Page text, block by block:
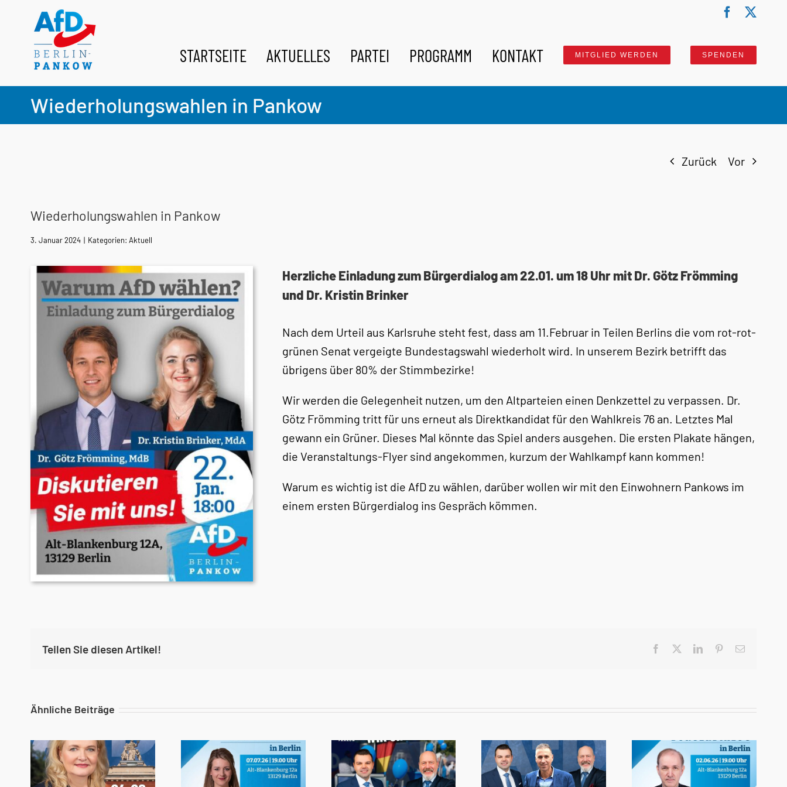
springen
Facebook
STARTSEITE AKTUELLES PARTEI PROGRAMM KONTAKT MITGLIED WERDEN SPENDEN
Wiederholungswahlen in Pankow
Zurück Vor
Wiederholungswahlen in Pankow
3. Januar 2024 | Kategorien: Aktuell
Herzliche Einladung zum Bürgerdialog am 22.01. um 18 Uhr mit Dr. Götz Frömming
und Dr. Kristin Brinker
Nach dem Urteil aus Karlsruhe steht fest, dass am 11.Februar in Teilen Berlins die vom rot-rot-
grünen Senat vergeigte Bundestagswahl wiederholt wird. In unserem Bezirk betrifft das
übrigens über 80% der Stimmbezirke!
Wir werden die Gelegenheit nutzen, um den Altparteien einen Denkzettel zu verpassen. Dr.
Götz Frömming tritt für uns erneut als Direktkandidat für den Wahlkreis 76 an. Letztes Mal
gewann ein Grüner. Dieses Mal könnte das Spiel anders ausgehen. Die ersten Plakate hängen,
die Veranstaltungs-Flyer sind angekommen, kurzum der Wahlkampf kann kommen!
Warum es wichtig ist die AfD zu wählen, darüber wollen wir mit den Einwohnern Pankows im
einem ersten Bürgerdialog ins Gespräch kömmen.
Teilen Sie diesen Artikel! Facebook LinkedInPinterest
E-
Ähnliche Beiträge